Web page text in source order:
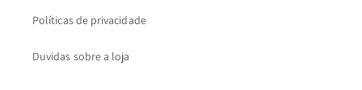
Políticas de privacidade
Duvidas sobre a loja